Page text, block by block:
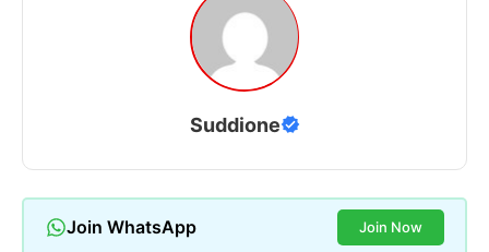
Suddione
Join WhatsApp Join Now